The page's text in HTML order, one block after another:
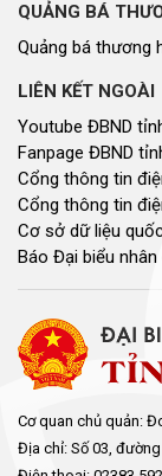
QUẢNG BÁ
Quảng bá thương
LIÊN KẾT NGOÀI
Youtube ĐBND
Fanpage ĐBND
Cổng thông tin
Cổng thông tin
Cơ sở dữ liệu
Báo Đại biểu nhân
Cơ quan chủ quản:
Địa chỉ: Số 03,